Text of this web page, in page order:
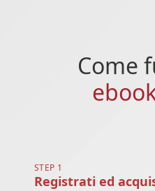
Come
STEP 1
Registrati ed